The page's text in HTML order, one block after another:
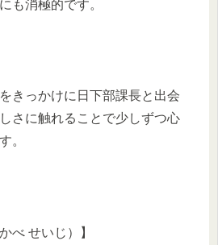
も消極的です。
きっかけに日下部課長と出会
さに触れることで少しずつ心
。
べ せいじ）】